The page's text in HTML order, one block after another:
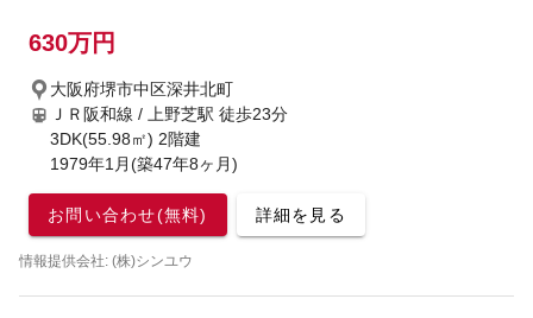
630万円
大阪府堺市中区深井北町
ＪＲ阪和線 / 上野芝駅 徒歩23分
3DK(55.98㎡) 2階建
1979年1月(築47年8ヶ月)
お問い合わせ(無料) 詳細を見る
情報提供会社: (株)シンユウ